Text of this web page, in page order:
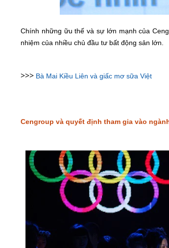
Chính những ữu thế và sự lớn mạnh của
nhiệm của nhiều chủ đầu tư bất động sản lớn.
>>> Bà Mai Kiều Liên và giấc mơ sữa Việt
Cengroup và quyết định tham gia vào